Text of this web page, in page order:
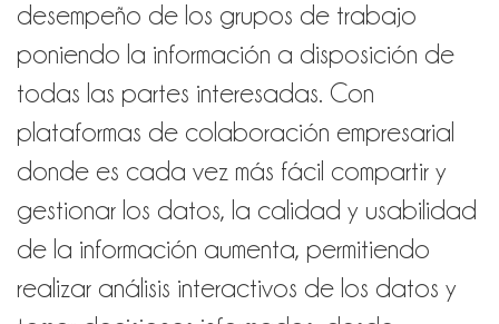
desempeño de los grupos de trabajo
poniendo la información a disposición de
todas las partes interesadas. Con
plataformas de colaboración empresarial
donde es cada vez más fácil compartir y
gestionar los datos, la calidad y usabilidad
de la información aumenta, permitiendo
realizar análisis interactivos de los datos y